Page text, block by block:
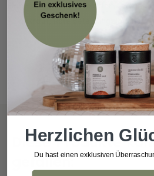
Hibiskus, Brombeerblätter,
Zinnkraut, Rote Bete,
Diese Produkte
gefallen:
Herzlichen
Du hast einen exklusiven